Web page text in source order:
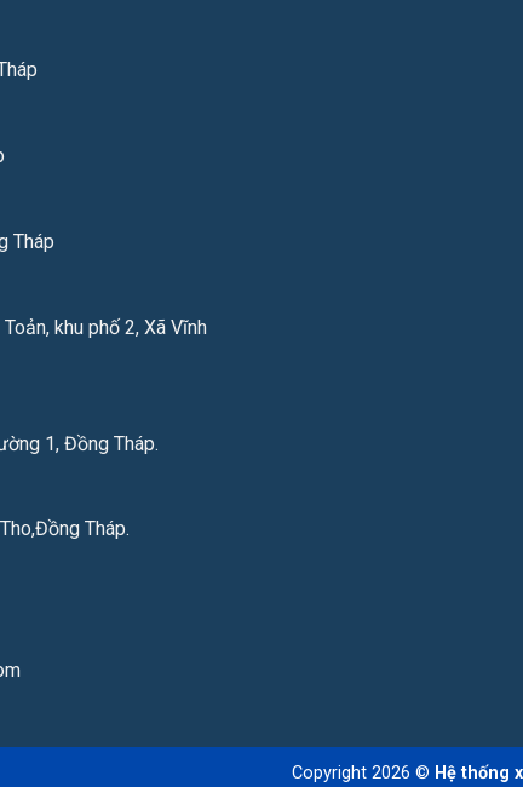
Tháp
khu phố 2, Xã Vĩnh
1, Đồng Tháp.
Tháp.
Copyright 2026 © Hệ thống